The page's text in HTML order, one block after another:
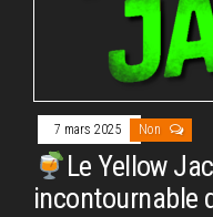
7 mars 2025 Non
Le Yellow
incontournable